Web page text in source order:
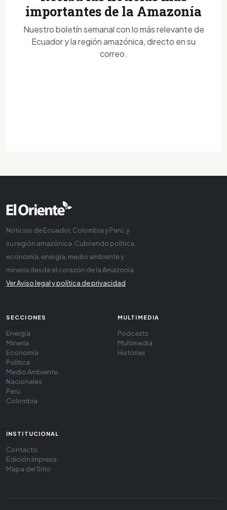
importantes de la Amazonía
Nuestro boletín semanal con lo más relevante de
Ecuador y la región amazónica, directo en su
correo.
Noticias de Ecuador, Colombia y Perú, y
su región amazónica. Cubriendo política,
economía, energía, medio ambiente y
minería desde el corazón de la Amazonía
Ver Aviso legal y política de privacidad
SECCIONES
Energía
Minería
Economía
Política
Medio Ambiente
Nacionales
Perú
Colombia
MULTIMEDIA
Podcasts
Multimedia
Historias
INSTITUCIONAL
Contacto
Edición Impresa
Mapa del Sitio